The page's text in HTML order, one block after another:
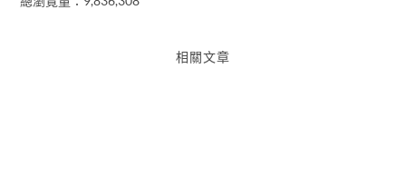
相關文章